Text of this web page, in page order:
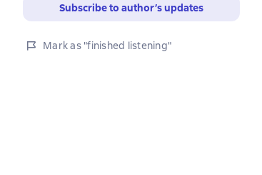
Subscribe to author’s updates
Mark as "finished listening"